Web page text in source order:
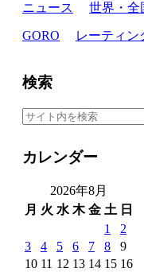
ニュース 世界・全
GORO レーティン
検索
カレンダー
2026年8月
月 火 水 木 金 土 日
1
2
3
4 5 6 7 8
9
10 11 12 13 14 15 16